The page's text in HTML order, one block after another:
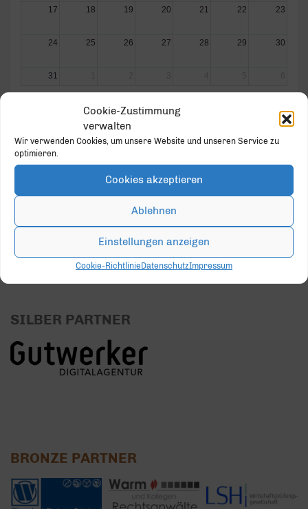
Cookie-Zustimmung
verwalten
Wir verwenden Cookies, um unsere Website und unseren Service zu
optimieren.
Cookies akzeptieren
Ablehnen
Einstellungen anzeigen
Cookie-RichtlinieDatenschutzImpressum
17 18 19 20 21 22 23
24 25 26 27 28 29 30
31
GOLD PARTNER
SILBER PARTNER
BRONZE PARTNER